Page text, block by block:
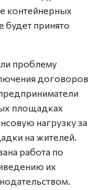
контейнерных
принято
проблему
договоров
площадках
нагрузку за
на жителей.
работа по
их